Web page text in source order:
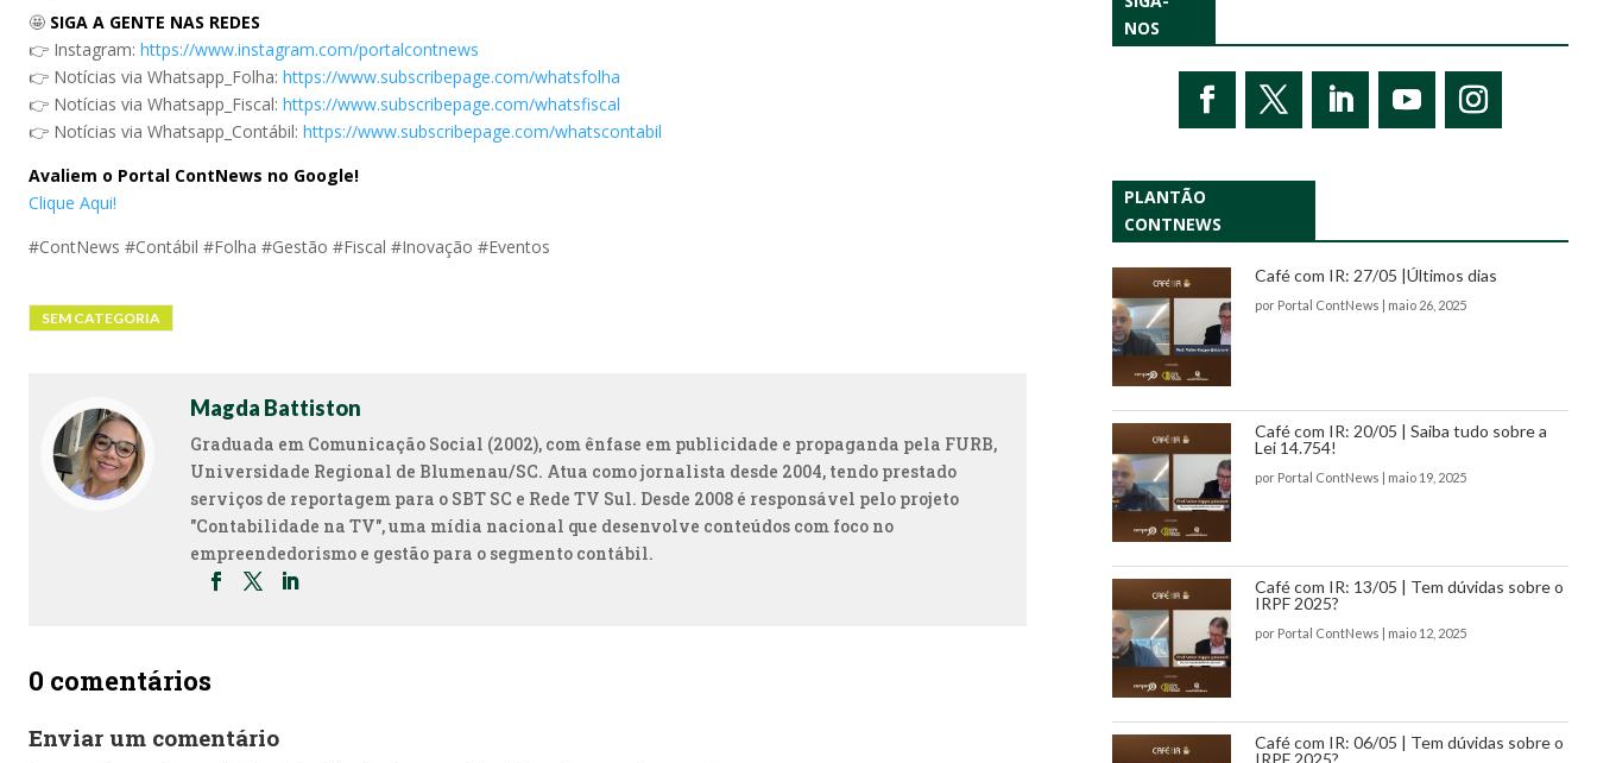
🤩 SIGA A GENTE NAS REDES
👉 Instagram: https://www.instagram.com/portalcontnews
👉 Notícias via Whatsapp_Folha: https://www.subscribepage.com/whatsfolha
👉 Notícias via Whatsapp_Fiscal: https://www.subscribepage.com/whatsfiscal
👉 Notícias via Whatsapp_Contábil: https://www.subscribepage.com/whatscontabil
Avaliem o Portal ContNews no Google!
Clique Aqui!
#ContNews #Contábil #Folha #Gestão #Fiscal #Inovação #Eventos
SEM CATEGORIA
Magda Battiston
Graduada em Comunicação Social (2002), com ênfase em publicidade e propaganda pela FURB,
Universidade Regional de Blumenau/SC. Atua como jornalista desde 2004, tendo prestado
serviços de reportagem para o SBT SC e Rede TV Sul. Desde 2008 é responsável pelo projeto
"Contabilidade na TV", uma mídia nacional que desenvolve conteúdos com foco no
empreendedorismo e gestão para o segmento contábil.
0 comentários
Enviar um comentário
NOS
PLANTÃO
CONTNEWS
Café com IR: 27/05 |Últimos dias
por Portal ContNews | maio 26, 2025
Café com IR: 20/05 | Saiba tudo sobre a
Lei 14.754!
por Portal ContNews | maio 19, 2025
Café com IR: 13/05 | Tem dúvidas sobre o
IRPF 2025?
por Portal ContNews | maio 12, 2025
Café com IR: 06/05 | Tem dúvidas sobre o
IRPF 2025?